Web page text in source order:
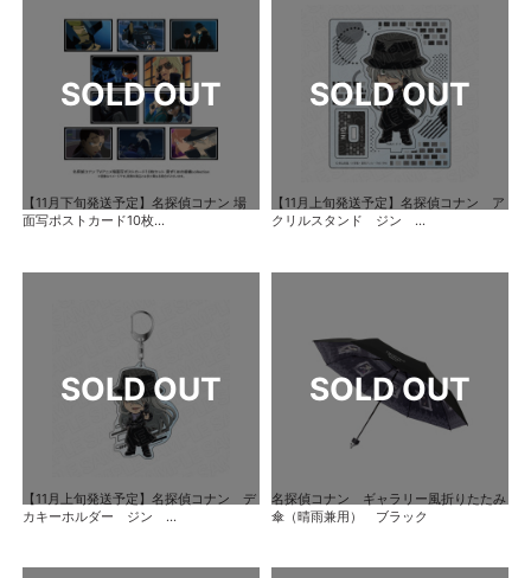
【11月下旬発送予定】名探偵コナン 場
面写ポストカード10枚...
【11月上旬発送予定】名探偵コナン ア
クリルスタンド ジン ...
【11月上旬発送予定】名探偵コナン デ
カキーホルダー ジン ...
名探偵コナン ギャラリー風折りたたみ
傘（晴雨兼用） ブラック